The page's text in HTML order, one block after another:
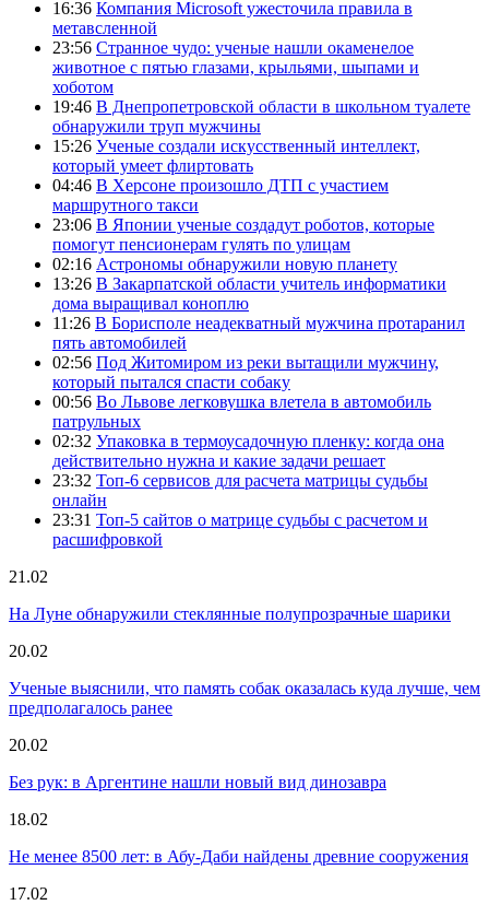
16:36 Компания Microsoft ужесточила правила в
метавсленной
23:56 Странное чудо: ученые нашли окаменелое
животное с пятью глазами, крыльями, шыпами и
хоботом
19:46 В Днепропетровской области в школьном туалете
обнаружили труп мужчины
15:26 Ученые создали искусственный интеллект,
который умеет флиртовать
04:46 В Херсоне произошло ДТП с участием
маршрутного такси
23:06 В Японии ученые создадут роботов, которые
помогут пенсионерам гулять по улицам
02:16 Астрономы обнаружили новую планету
13:26 В Закарпатской области учитель информатики
дома выращивал коноплю
11:26 В Борисполе неадекватный мужчина протаранил
пять автомобилей
02:56 Под Житомиром из реки вытащили мужчину,
который пытался спасти собаку
00:56 Во Львове легковушка влетела в автомобиль
патрульных
02:32 Упаковка в термоусадочную пленку: когда она
действительно нужна и какие задачи решает
23:32 Топ-6 сервисов для расчета матрицы судьбы
онлайн
23:31 Топ-5 сайтов о матрице судьбы с расчетом и
расшифровкой
21.02
На Луне обнаружили стеклянные полупрозрачные шарики
20.02
Ученые выяснили, что память собак оказалась куда лучше, чем
предполагалось ранее
20.02
Без рук: в Аргентине нашли новый вид динозавра
18.02
Не менее 8500 лет: в Абу-Даби найдены древние сооружения
17.02